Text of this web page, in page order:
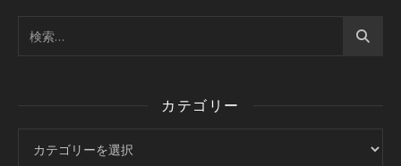
カテゴリー